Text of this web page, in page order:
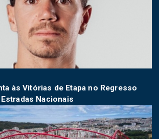
às Vitórias de Etapa no Regresso
Nacionais